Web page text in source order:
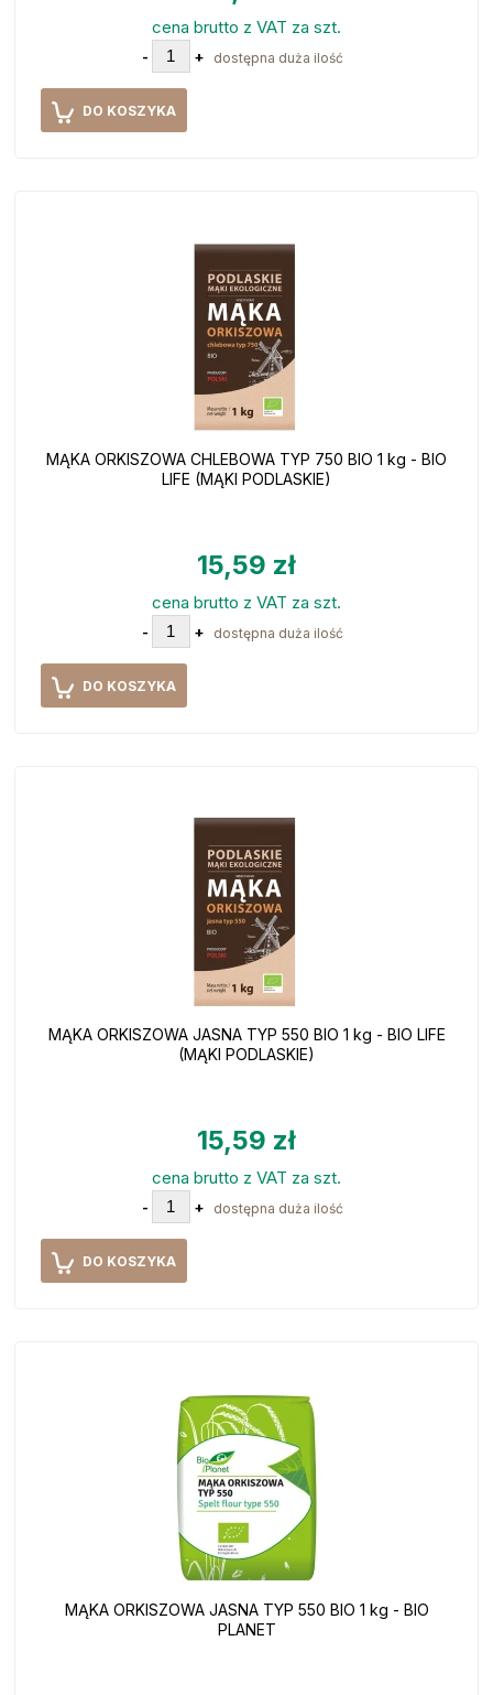
cena brutto z VAT za szt.
- + dostępna duża ilość
DO KOSZYKA
MĄKA ORKISZOWA CHLEBOWA TYP 750 BIO 1 kg - BIO
LIFE (MĄKI PODLASKIE)
15,59 zł
cena brutto z VAT za szt.
- + dostępna duża ilość
DO KOSZYKA
MĄKA ORKISZOWA JASNA TYP 550 BIO 1 kg - BIO LIFE
(MĄKI PODLASKIE)
15,59 zł
cena brutto z VAT za szt.
- + dostępna duża ilość
DO KOSZYKA
MĄKA ORKISZOWA JASNA TYP 550 BIO 1 kg - BIO
PLANET